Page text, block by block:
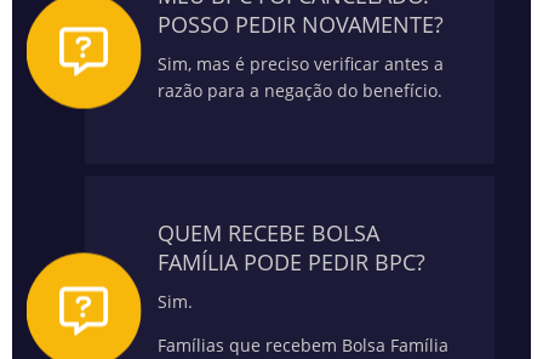
POSSO PEDIR NOVAMENTE?
Sim, mas é preciso verificar antes a
razão para a negação do benefício.
QUEM RECEBE BOLSA
FAMÍLIA PODE PEDIR BPC?
Sim.
Famílias que recebem Bolsa Família